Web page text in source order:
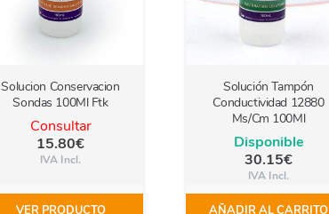
Solucion Conservacion
Sondas 100Ml Ftk
Consultar
15.80€
IVA Incl.
VER PRODUCTO
Solución Tampón
Conductividad 12880
Ms/Cm 100Ml
Disponible
30.15€
IVA Incl.
AÑADIR AL CARRITO